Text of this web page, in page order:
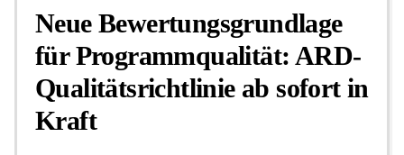
Neue Bewertungsgrundlage
für Programmqualität: ARD-
Qualitätsrichtlinie ab sofort in
Kraft